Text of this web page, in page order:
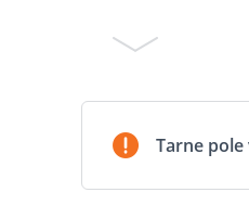
Tarne